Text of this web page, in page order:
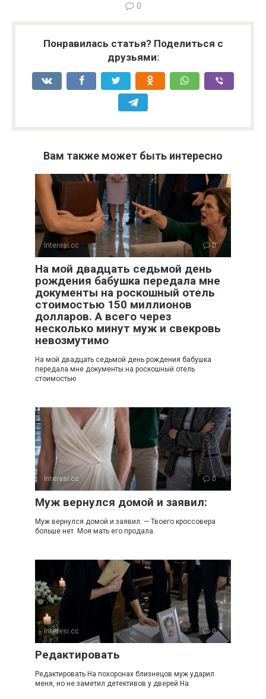
0
Понравилась статья? Поделиться с
друзьями:
Вам также может быть интересно
Interesi.cc 0
На мой двадцать седьмой день
рождения бабушка передала мне
документы на роскошный отель
стоимостью 150 миллионов
долларов. А всего через
несколько минут муж и свекровь
невозмутимо
На мой двадцать седьмой день рождения бабушка
передала мне документы на роскошный отель
стоимостью
Interesi.cc 0
Муж вернулся домой и заявил:
Муж вернулся домой и заявил: — Твоего кроссовера
больше нет. Моя мать его продала.
Interesi.cc 0
Редактировать
Редактировать На похоронах близнецов муж ударил
меня, но не заметил детективов у дверей На